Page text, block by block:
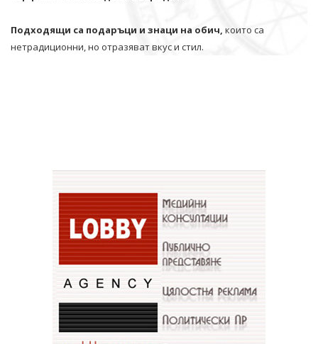
Подходящи са подаръци и знаци на обич, които са
нетрадиционни, но отразяват вкус и стил.